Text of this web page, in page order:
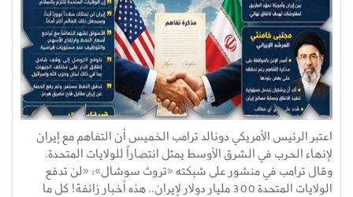
اعتبر الرئيس الأمريكي دونالد ترامب الخميس أن التفاهم مع إيران
لإنهاء الحرب في الشرق الأوسط يمثل انتصاراً للولايات المتحدة.
وقال ترامب في منشور على شبكته «تروث سوشال»: «لن تدفع
الولايات المتحدة 300 مليار دولار لإيران.. هذه أخبار زائفة! كل ما